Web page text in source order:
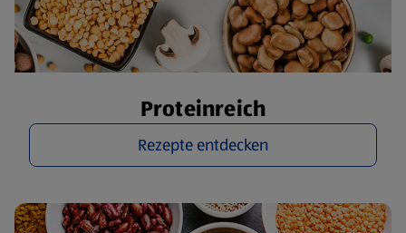
Proteinreich
Rezepte entdecken